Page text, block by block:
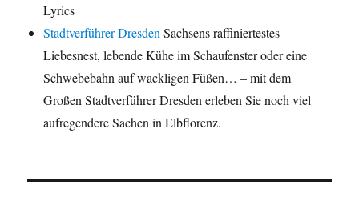
Lyrics
Stadtverführer Dresden Sachsens raffiniertestes
Liebesnest, lebende Kühe im Schaufenster oder eine
Schwebebahn auf wackligen Füßen… – mit dem
Großen Stadtverführer Dresden erleben Sie noch viel
aufregendere Sachen in Elbflorenz.